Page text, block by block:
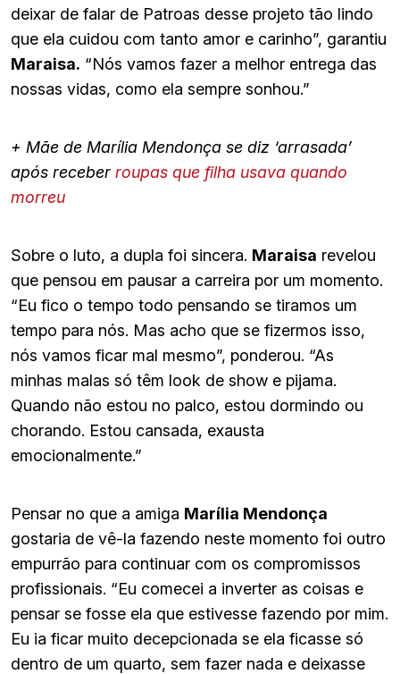
deixar de falar de Patroas desse projeto tão lindo
que ela cuidou com tanto amor e carinho”, garantiu
Maraisa. “Nós vamos fazer a melhor entrega das
nossas vidas, como ela sempre sonhou.”
+ Mãe de Marília Mendonça se diz ‘arrasada’
após receber roupas que filha usava quando
morreu
Sobre o luto, a dupla foi sincera. Maraisa revelou
que pensou em pausar a carreira por um momento.
“Eu fico o tempo todo pensando se tiramos um
tempo para nós. Mas acho que se fizermos isso,
nós vamos ficar mal mesmo”, ponderou. “As
minhas malas só têm look de show e pijama.
Quando não estou no palco, estou dormindo ou
chorando. Estou cansada, exausta
emocionalmente.”
Pensar no que a amiga Marília Mendonça
gostaria de vê-la fazendo neste momento foi outro
empurrão para continuar com os compromissos
profissionais. “Eu comecei a inverter as coisas e
pensar se fosse ela que estivesse fazendo por mim.
Eu ia ficar muito decepcionada se ela ficasse só
dentro de um quarto, sem fazer nada e deixasse